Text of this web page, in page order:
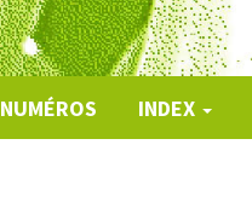
NUMÉROS INDEX